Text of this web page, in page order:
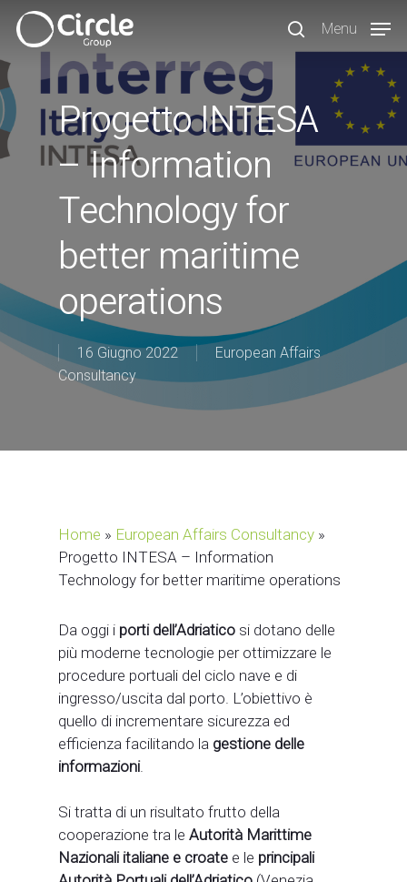
Skip
main
content
search
Menu
Progetto INTESA
– Information
Technology for
better maritime
operations
16 Giugno 2022
European Affairs
Consultancy
Home » European Affairs Consultancy »
Progetto INTESA – Information
Technology for better maritime operations
Da oggi i porti dell’Adriatico si dotano delle
più moderne tecnologie per ottimizzare le
procedure portuali del ciclo nave e di
ingresso/uscita dal porto. L’obiettivo è
quello di incrementare sicurezza ed
efficienza facilitando la gestione delle
informazioni.
Si tratta di un risultato frutto della
cooperazione tra le Autorità Marittime
Nazionali italiane e croate e le principali